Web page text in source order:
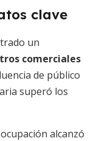
clave
un
comerciales
de público
superó los
alcanzó